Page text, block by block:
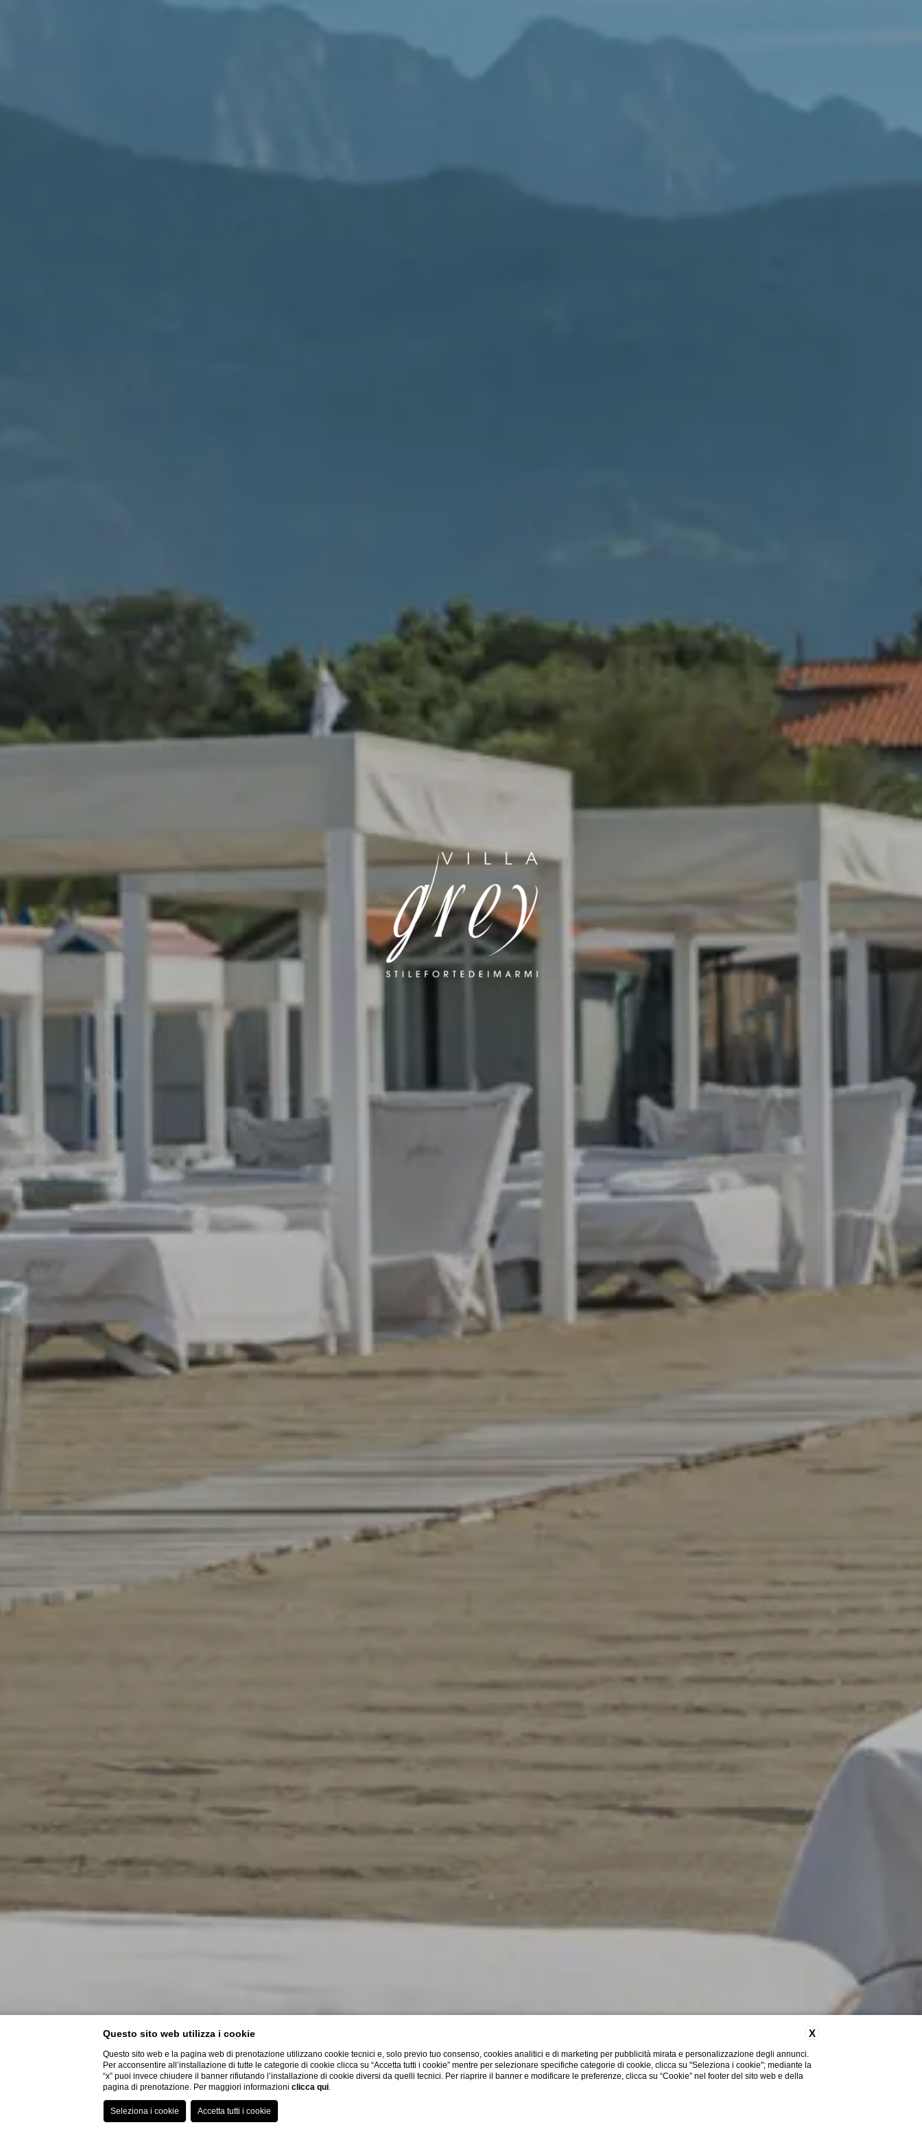
X
Questo sito web utilizza i cookie
Questo sito web e la pagina web di prenotazione utilizzano cookie tecnici e, solo previo tuo consenso, cookies analitici e di marketing per pubblicità mirata e personalizzazione degli annunci.
Per acconsentire all’installazione di tutte le categorie di cookie clicca su “Accetta tutti i cookie” mentre per selezionare specifiche categorie di cookie, clicca su "Seleziona i cookie"; mediante la
“x” puoi invece chiudere il banner rifiutando l’installazione di cookie diversi da quelli tecnici. Per riaprire il banner e modificare le preferenze, clicca su “Cookie” nel footer del sito web e della
pagina di prenotazione. Per maggiori informazioniclicca qui.